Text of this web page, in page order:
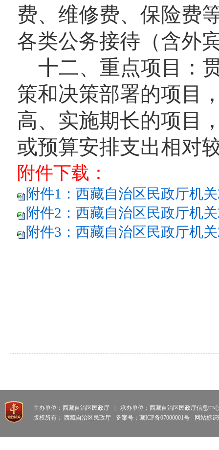
费、维修费、保险费
各类公务接待（含外
十二、重点项目：
策和决策部署的项目
高、实施期长的项目
或预算安排支出相对
附件下载：
附件1：西藏自治区民政厅机
附件2：西藏自治区民政厅机
附件3：西藏自治区民政厅机
主办单位：西藏自治区民政厅
承办单位：西藏自治区民政厅信息中
版权所有： 西藏自治区民政厅
备案号：藏ICP备07000001号 网站标识